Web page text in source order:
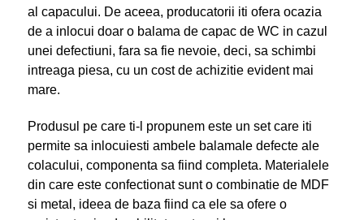
al capacului. De aceea, producatorii iti ofera ocazia
de a inlocui doar o balama de capac de WC in cazul
unei defectiuni, fara sa fie nevoie, deci, sa schimbi
intreaga piesa, cu un cost de achizitie evident mai
mare.
Produsul pe care ti-l propunem este un set care iti
permite sa inlocuiesti ambele balamale defecte ale
colacului, componenta sa fiind completa. Materialele
din care este confectionat sunt o combinatie de MDF
si metal, ideea de baza fiind ca ele sa ofere o